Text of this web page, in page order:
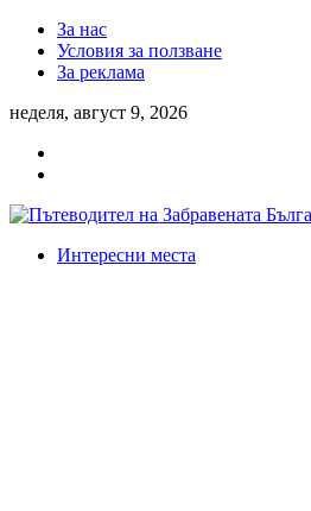
За нас
Условия за ползване
За реклама
неделя, август 9, 2026
Интересни места